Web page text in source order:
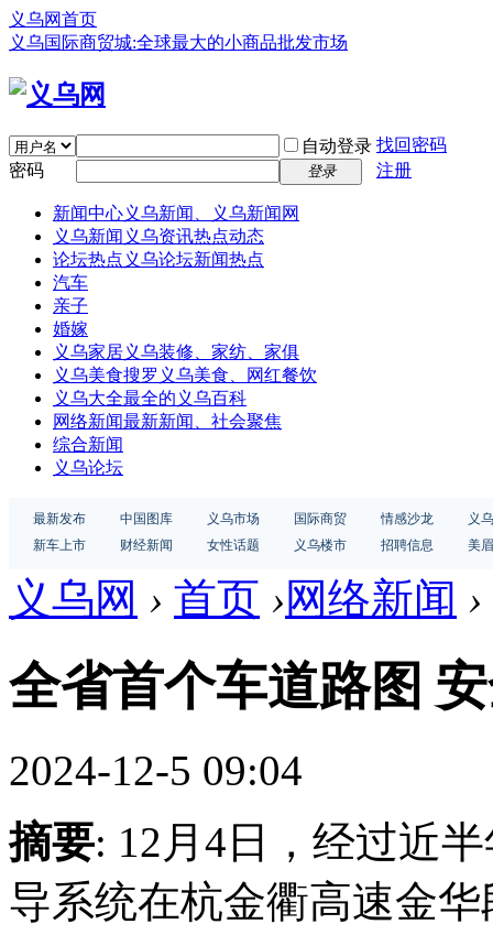
义乌网首页
义乌国际商贸城:全球最大的小商品批发市场
自动登录 找回密码
密码
登录 注册
新闻中心义乌新闻、义乌新闻网
义乌新闻 义乌资讯热点动态
论坛热点 义乌论坛新闻热点
汽车
亲子
婚嫁
义乌家居义乌装修、家纺、家俱
义乌美食搜罗义乌美食、网红餐饮
义乌大全最全的义乌百科
网络新闻最新新闻、社会聚焦
综合新闻
义乌论坛
最新发布 中国图库 义乌市场 国际商贸 情感沙龙
义
新车上市
财经新闻 女性话题 义乌楼市 招聘信息 美
义乌网 › 首页 ›网络新闻 ›
全省首个车道路图
2024-12-5 09:04
摘要: 12月4日，经过近
导系统在杭金衢高速金